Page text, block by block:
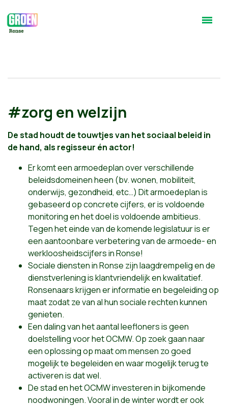
#zorg en welzijn
De stad houdt de touwtjes van het sociaal beleid in
de hand, als regisseur én actor!
Er komt een armoedeplan over verschillende
beleidsdomeinen heen (bv. wonen, mobiliteit,
onderwijs, gezondheid, etc…) Dit armoedeplan is
gebaseerd op concrete cijfers, er is voldoende
monitoring en het doel is voldoende ambitieus.
Tegen het einde van de komende legislatuur is er
een aantoonbare verbetering van de armoede- en
werkloosheidscijfers in Ronse!
Sociale diensten in Ronse zijn laagdrempelig en de
dienstverlening is klantvriendelijk en kwalitatief.
Ronsenaars krijgen er informatie en begeleiding op
maat zodat ze van al hun sociale rechten kunnen
genieten.
Een daling van het aantal leefloners is geen
doelstelling voor het OCMW. Op zoek gaan naar
een oplossing op maat om mensen zo goed
mogelijk te begeleiden en waar mogelijk terug te
activeren is dat wel.
De stad en het OCMW investeren in bijkomende
noodwoningen. Vooral in de winter wordt er ook